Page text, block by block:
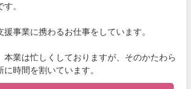
。
事業に携わるお仕事をしています。
本業は忙しくしておりますが、そのかたわら
時間を割いています。